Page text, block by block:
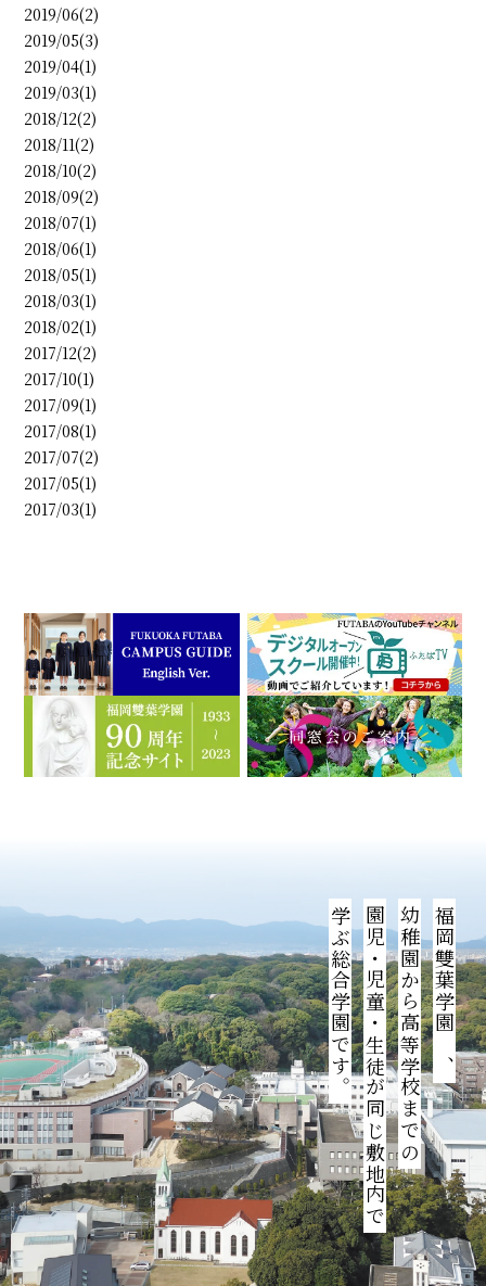
2019/06(2)
2019/05(3)
2019/04(1)
2019/03(1)
2018/12(2)
2018/11(2)
2018/10(2)
2018/09(2)
2018/07(1)
2018/06(1)
2018/05(1)
2018/03(1)
2018/02(1)
2017/12(2)
2017/10(1)
2017/09(1)
2017/08(1)
2017/07(2)
2017/05(1)
2017/03(1)
福岡雙葉学園は、
幼稚園から高等学校までの
園児・児童・生徒が同じ敷地内で
学ぶ総合学園です。